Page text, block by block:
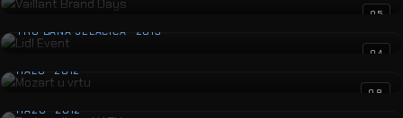
05
Lidl Event
TRG BANA JELAČIĆA · 2013
04
Mozart u vrtu
HALU · 2012
08
Praizvedbe u HAZU
HAZU · 2012